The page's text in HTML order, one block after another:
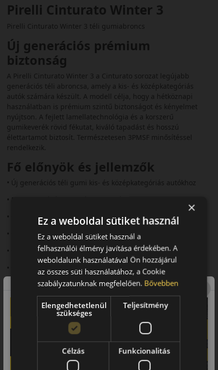
Pirelli Cinturato Winter 3
Pirelli Cinturato Winter 3 téli gumiabroncs
Új generációs prémium
biztonság
A Pirelli Cinturato Winter 3 a Cinturato sorozat legújabb
generációs téli abroncsa, amely a kis- és középkategóriás
autók számára készült. A modell célja, hogy a hétköznapi
használatban is prémium szintű biztonságot és kényelmet
nyújtson. A fejlett lamellatechnológia és a korszerű
gumikeverék rövid fékutat, kiváló tapadást és hosszú
élettartamot biztosít. Természetesen 3PMSF minősítéssel
rendelkezik.
Fő előnyök és jellemzők
• Új generációs téli gumi kis- és középkategóriás autókhoz
• Rövidebb fékút havas és nedves úton
• Megbízható tapadás jeges körülmények között is
• Gazdaságos, hosszú élettartam
• Csendes futás és kényelmes vezetés
• Fejlett lamellahálózat a stabilitásért
Futófelület és tapadás téli
útviszonyok között
A Cinturato Winter 3 V-alakú futófelülettel és nagy sűrűségű
lamellázattal rendelkezik, amely rengeteg kapaszkodóélet
biztosít havas és jeges utakon. Az új lamellatechnológia javítja
a fékezést és a gyorsítást, valamint stabilabb
kormányozhatóságot kínál.
×
Ez a weboldal sütiket használ
Ez a weboldal sütiket használ a
felhasználói élmény javítása érdekében. A
weboldalunk használatával Ön hozzájárul
az összes süti használatához, a Cookie
szabályzatunknak megfelelően. Bővebben
Elengedhetetlenül
szükséges
Teljesítmény
Célzás Funkcionalitás